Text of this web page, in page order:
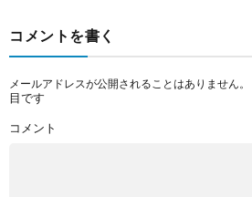
コメントを書く
メールアドレスが公開されることはありません。
目です
コメント